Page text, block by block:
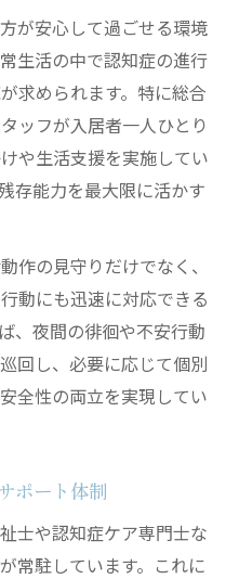
が安心して過ごせる環境
生活の中で認知症の進行
求められます。特に総合
ッフが入居者一人ひとり
や生活支援を実施してい
存能力を最大限に活かす
作の見守りだけでなく、
動にも迅速に対応できる
、夜間の徘徊や不安行動
回し、必要に応じて個別
全性の両立を実現してい
ポート体制
士や認知症ケア専門士な
常駐しています。これに